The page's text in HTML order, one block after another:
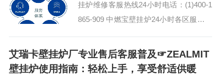
挂炉维修客服热线24小时电话：(1)400-1
865-909 中燃宝壁挂炉24小时各区服务电
线客服专线...
艾瑞卡壁挂炉厂专业售后客服普及☞ZEALMIT
壁挂炉使用指南：轻松上手，享受舒适供暖